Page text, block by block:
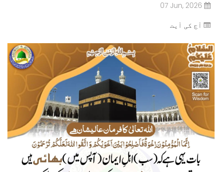
07 Jun, 2026
آج کی آیت